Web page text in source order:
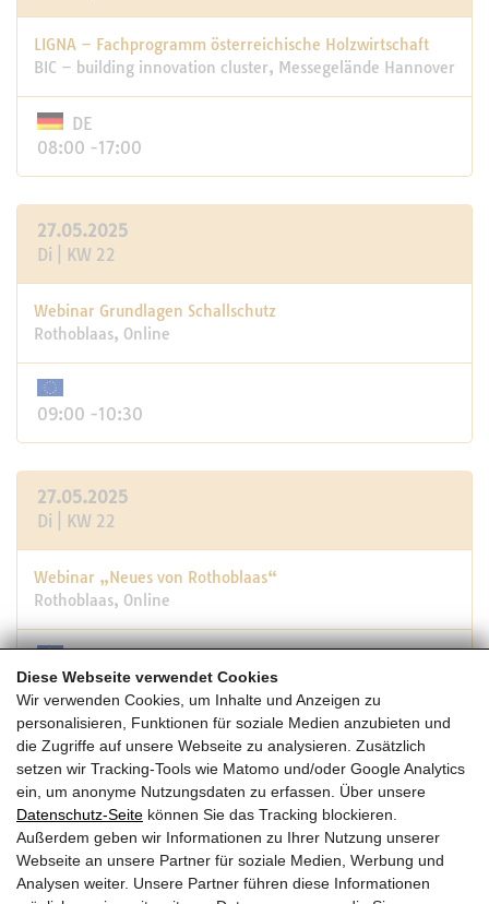
Diese Webseite verwendet Cookies
Wir verwenden Cookies, um Inhalte und Anzeigen zu
personalisieren, Funktionen für soziale Medien anzubieten und
die Zugriffe auf unsere Webseite zu analysieren. Zusätzlich
setzen wir Tracking-Tools wie Matomo und/oder Google Analytics
ein, um anonyme Nutzungsdaten zu erfassen. Über unsere
Datenschutz-Seite können Sie das Tracking blockieren.
Außerdem geben wir Informationen zu Ihrer Nutzung unserer
Webseite an unsere Partner für soziale Medien, Werbung und
Analysen weiter. Unsere Partner führen diese Informationen
LIGNA – Fachprogramm österreichische Holzwirtschaft
BIC – building innovation cluster, Messegelände Hannover
DE
08:00 -17:00
27.05.2025
Di | KW 22
Webinar Grundlagen Schallschutz
Rothoblaas, Online
09:00 -10:30
27.05.2025
Di | KW 22
Webinar „Neues von Rothoblaas“
Rothoblaas, Online
15:30 -17:00
21.-21.05.2025
Do-Mi | KW 21
Webinar Verbindungsmittel
Rothoblaas, Online